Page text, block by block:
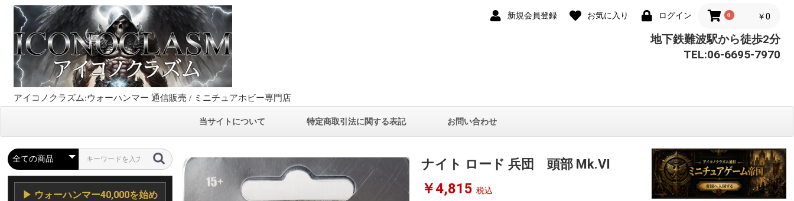
新規会員登録 お気に入り ログイン 0 ￥0
アイコノクラズム:ウォーハンマー 通信販売 / ミニチュアホビー専門店
地下鉄難波駅から徒歩2分
TEL:06-6695-7970
当サイトについて 特定商取引法に関する表記 お問い合わせ
▶ ウォーハンマー40,000を始め
ナイト ロード 兵団 頭部 Mk.VI
￥4,815 税込